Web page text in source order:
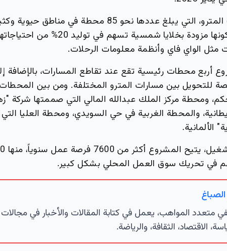
وتتوزع محطات المترو، التي يبلغ عددها نحو 85 محطة في
صديقة للبيئة كونها مزودة بخلايا شمسية تسهم
مثل الواي فاي وأنظمة معلومات الرحلات.
أربع محطات رئيسية تقع عند تقاطع المسارات،
بين مسارات المترو المختلفة. ومن بين
ومحطة مركز الملك عبدالله المالي التي صممتها شركة
والمحطة الغربية في حي السويدي، ومحطة العليا
الألمانية.
في تحريك سوق العمل المحلي بشكل كبير.
متعدد المواهب، يعمل في كتابة المقالات والأخبار في
الاقتصاد، الثقافة، والرياضة.